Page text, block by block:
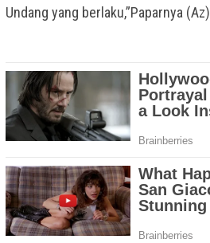
Undang yang berlaku,”Paparnya (Az)